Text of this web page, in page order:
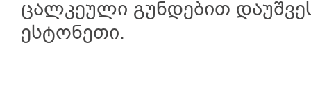
ცალკეული გუნდებით
ესტონეთი.